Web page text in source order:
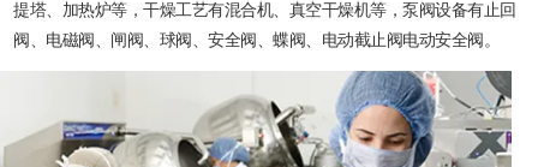
提塔、加热炉等，干燥工艺有混合机、真空干燥机等，泵阀设备有止回
阀、电磁阀、闸阀、球阀、安全阀、蝶阀、电动截止阀电动安全阀。